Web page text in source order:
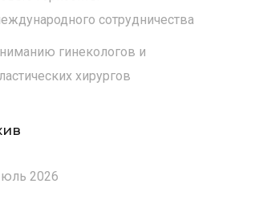
сотрудничества
гинекологов и
хирургов
2026